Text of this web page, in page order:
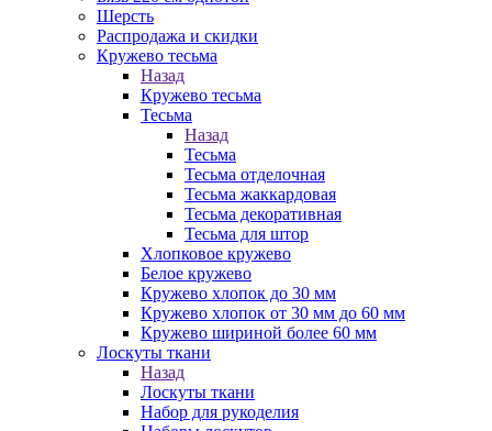
Шерсть
Распродажа и скидки
Кружево тесьма
Назад
Кружево тесьма
Тесьма
Назад
Тесьма
Тесьма отделочная
Тесьма жаккардовая
Тесьма декоративная
Тесьма для штор
Хлопковое кружево
Белое кружево
Кружево хлопок до 30 мм
Кружево хлопок от 30 мм до 60 мм
Кружево шириной более 60 мм
Лоскуты ткани
Назад
Лоскуты ткани
Набор для рукоделия